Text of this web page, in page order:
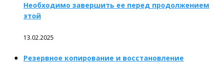
Необходимо завершить ее перед продолжением
этой
13.02.2025
Резервное копирование и восстановление